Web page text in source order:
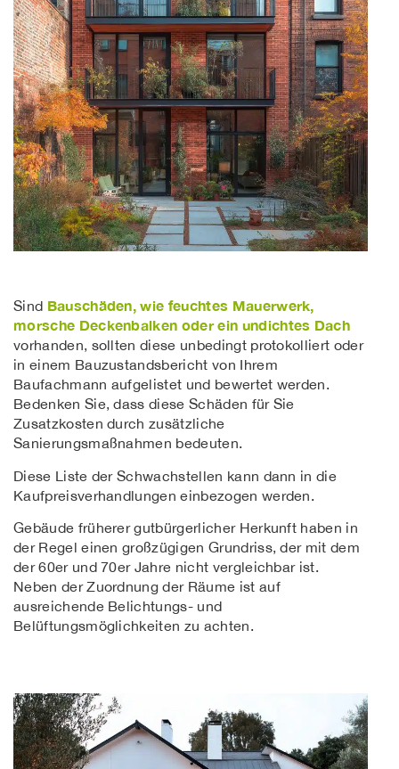
Sind Bauschäden, wie feuchtes Mauerwerk,
morsche Deckenbalken oder ein undichtes Dach
vorhanden, sollten diese unbedingt protokolliert oder
in einem Bauzustandsbericht von Ihrem
Baufachmann aufgelistet und bewertet werden.
Bedenken Sie, dass diese Schäden für Sie
Zusatzkosten durch zusätzliche
Sanierungsmaßnahmen bedeuten.
Diese Liste der Schwachstellen kann dann in die
Kaufpreisverhandlungen einbezogen werden.
Gebäude früherer gutbürgerlicher Herkunft haben in
der Regel einen großzügigen Grundriss, der mit dem
der 60er und 70er Jahre nicht vergleichbar ist.
Neben der Zuordnung der Räume ist auf
ausreichende Belichtungs- und
Belüftungsmöglichkeiten zu achten.